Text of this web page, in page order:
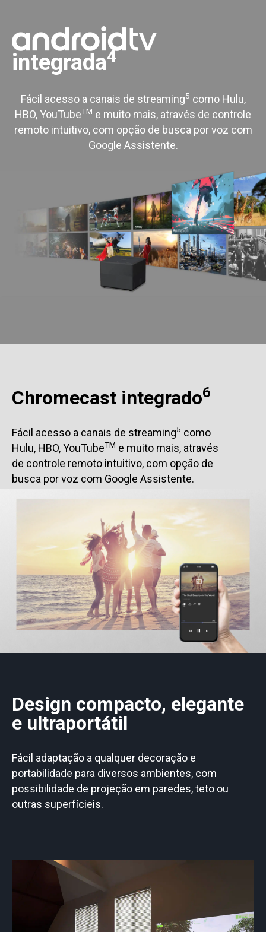
integrada4
Fácil acesso a canais de streaming5 como Hulu,
HBO, YouTubeTM e muito mais, através de controle
remoto intuitivo, com opção de busca por voz com
Google Assistente.
Chromecast integrado6
Fácil acesso a canais de streaming5 como
Hulu, HBO, YouTubeTM e muito mais, através
de controle remoto intuitivo, com opção de
busca por voz com Google Assistente.
Design compacto, elegante
e ultraportátil
Fácil adaptação a qualquer decoração e
portabilidade para diversos ambientes, com
possibilidade de projeção em paredes, teto ou
outras superfícieis.